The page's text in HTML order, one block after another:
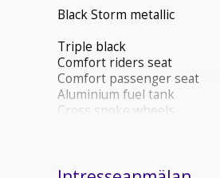
Black Storm metallic
Triple black
Comfort riders seat
Comfort passenger seat
Aluminium fuel tank
Cross spoke wheels
Adaptive light modes